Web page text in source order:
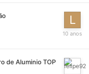
de Aluminio TOP